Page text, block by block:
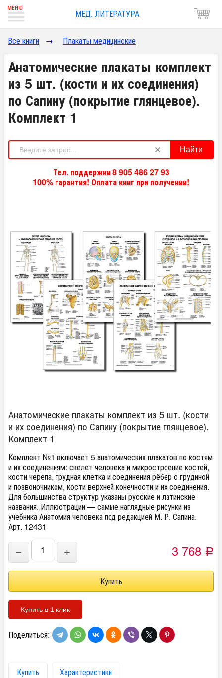
МЕД. ЛИТЕРАТУРА
Все книги → Плакаты медицинские
Анатомические плакаты комплект
из 5 шт. (кости и их соединения)
по Сапину (покрытие глянцевое).
Комплект 1
Найти
Тел. поддержки 8 905 486 27 93
100% гарантия! Оплата книг при получении!
Анатомические плакаты комплект из 5 шт. (кости
и их соединения) по Сапину (покрытие глянцевое).
Комплект 1
Комплект №1 включает 5 анатомических плакатов по костям
и их соединениям: скелет человека и микростроение костей,
кости черепа, грудная клетка и соединения рёбер с грудиной
и позвоночником, кости верхней конечности и их соединения.
Для большинства структур указаны русские и латинские
названия. Иллюстрации — самые наглядные рисунки из
учебника Анатомия человека под редакцией М. Р. Сапина.
Арт. 12431
− + 3 768 Р
Купить в 1 клик
Поделиться:
Купить
Характеристики